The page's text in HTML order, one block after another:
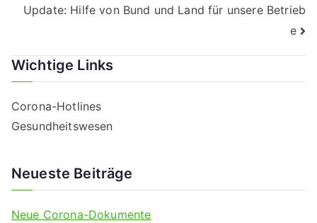
Update: Hilfe von Bund und Land für unsere Betrieb
e
Wichtige Links
Corona-Hotlines
Gesundheitswesen
Neueste Beiträge
Neue Corona-Dokumente